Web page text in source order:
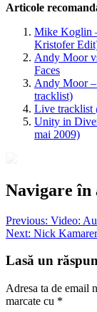
Articole
Mike Koglin
Kristofer
Andy Moor
Faces
Andy Moor
tracklist)
Live tracklist
Unity in
mai 2009)
Navigare în
Previous: Video:
Next: Nick
Lasă un
Adresa ta de email
marcate cu *